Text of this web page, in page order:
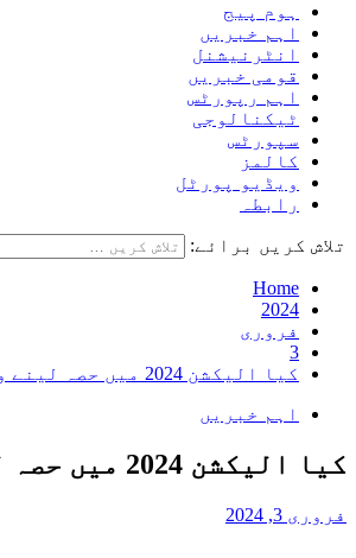
ہوم پیج
اہم خبریں
انٹرنیشنل
قومی خبریں
اہم رپورٹس
ٹیکنالوجی
سپورٹس
کالمز
ویڈیو پورٹل
رابطہ
تلاش کریں برائے:
Home
2024
فروری
3
کیا الیکشن 2024 میں حصہ لینے والی مرکزی مسلم لیگ حافظ سعید کی جماعت الدعوۃ کا ’نیا چہرہ‘ ہے؟
اہم خبریں
کیا الیکشن 2024 میں حصہ لینے والی مرکزی مسلم لیگ حافظ سعید کی جماعت الدعوۃ کا ’نیا چہرہ‘ ہے؟
فروری 3, 2024